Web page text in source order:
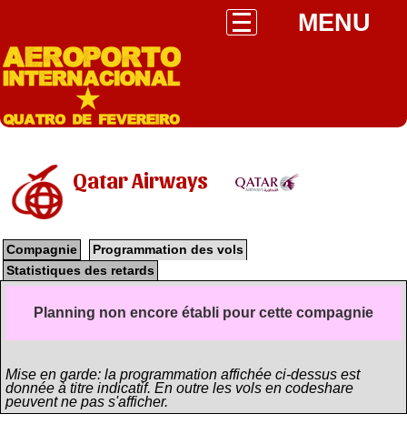
MENU
Qatar Airways
Compagnie
Programmation des vols
Statistiques des retards
Planning non encore établi pour cette compagnie
Mise en garde: la programmation affichée ci-dessus est
donnée à titre indicatif. En outre les vols en codeshare
peuvent ne pas s'afficher.